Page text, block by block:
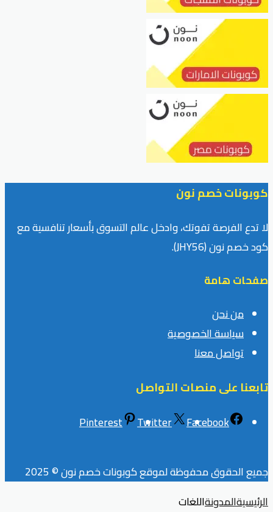
كوبونات خصم نون
لا تدع الفرصة تفوتك، وادخل عالم التسوق بأسعار تنافسية مع
كود خصم نون (JHY56).
صفحات هامة
من نحن
سياسة الخصوصية
تواصل معنا
تابعنا على منصات التواصل
Facebook
Twitter
Pinterest
جميع الحقوق محفوظة لموقع كوبونات خصم نون © 2025
الرئيسيةالمدونةاللغات